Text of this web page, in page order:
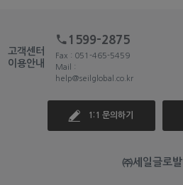
고객센터
이용안내
1599-2875
Fax : 051-465-5459
Mail :
help@seilglobal.co.kr
1:1 문의하기
㈜세일글로발